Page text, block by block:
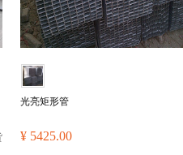
光亮矩形管
¥ 5425.00